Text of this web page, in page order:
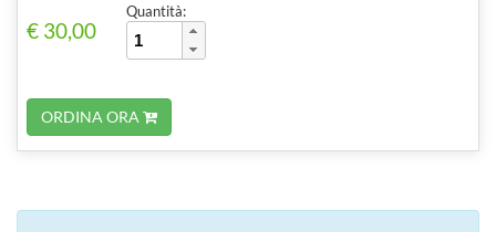
€ 30,00
Quantità:
ORDINA ORA